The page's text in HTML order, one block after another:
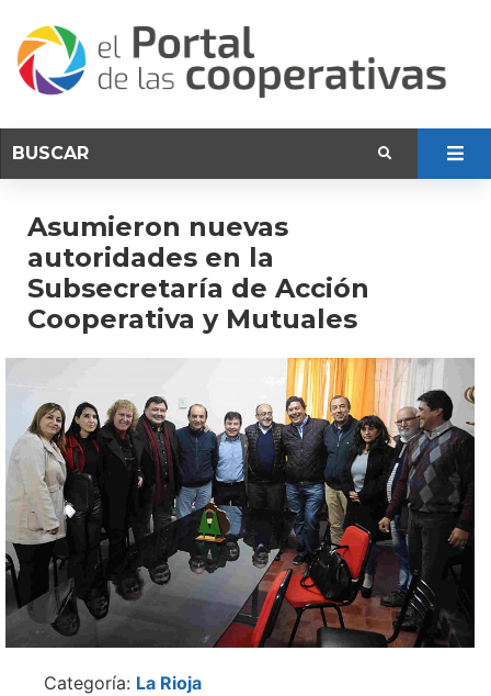
Asumieron nuevas
autoridades en la
Subsecretaría de Acción
Cooperativa y Mutuales
Categoría: La Rioja